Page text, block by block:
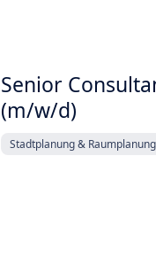
Senior
(m/w/d)
Stadtplanung & Raumplanung